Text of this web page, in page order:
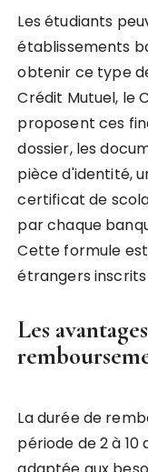
Les étudiants
établissements
obtenir ce type
Crédit Mutuel, le
proposent ces
dossier, les
pièce d'identité,
certificat de
par chaque
Cette formule
étrangers
Les
La durée de
période de 2 à